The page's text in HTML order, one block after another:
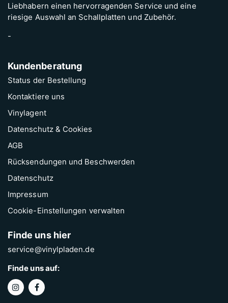
Liebhabern einen hervorragenden Service und eine
riesige Auswahl an Schallplatten und Zubehör.
-
Kundenberatung
Status der Bestellung
Kontaktiere uns
Vinylagent
Datenschutz & Cookies
AGB
Rücksendungen und Beschwerden
Datenschutz
Impressum
Cookie-Einstellungen verwalten
Finde uns hier
service@vinylpladen.de
Finde uns auf: